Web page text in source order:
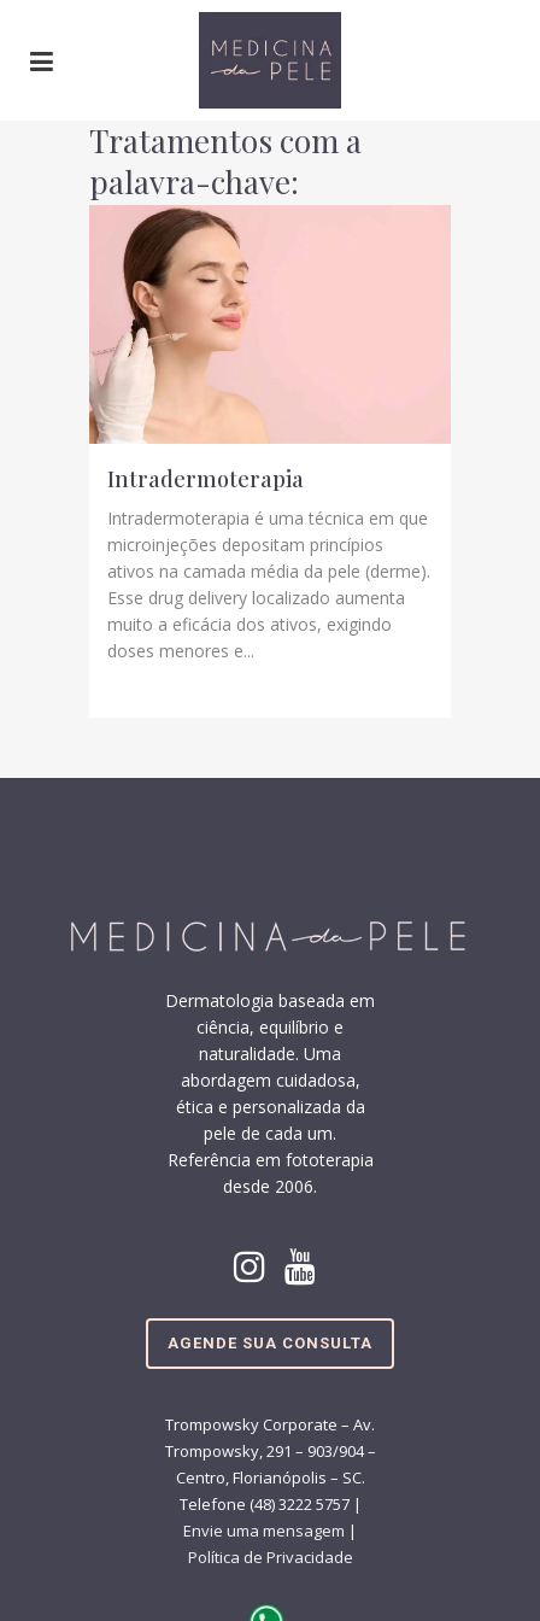
Tratamentos com a
palavra-chave:
Mesoterapia
Intradermoterapia
Intradermoterapia é uma técnica em que
microinjeções depositam princípios
ativos na camada média da pele (derme).
Esse drug delivery localizado aumenta
muito a eficácia dos ativos, exigindo
doses menores e...
Dermatologia baseada em
ciência, equilíbrio e
naturalidade. Uma
abordagem cuidadosa,
ética e personalizada da
pele de cada um.
Referência em fototerapia
desde 2006.
AGENDE SUA CONSULTA
Trompowsky Corporate – Av.
Trompowsky, 291 – 903/904 –
Centro, Florianópolis – SC.
Telefone (48) 3222 5757 |
Envie uma mensagem |
Política de Privacidade